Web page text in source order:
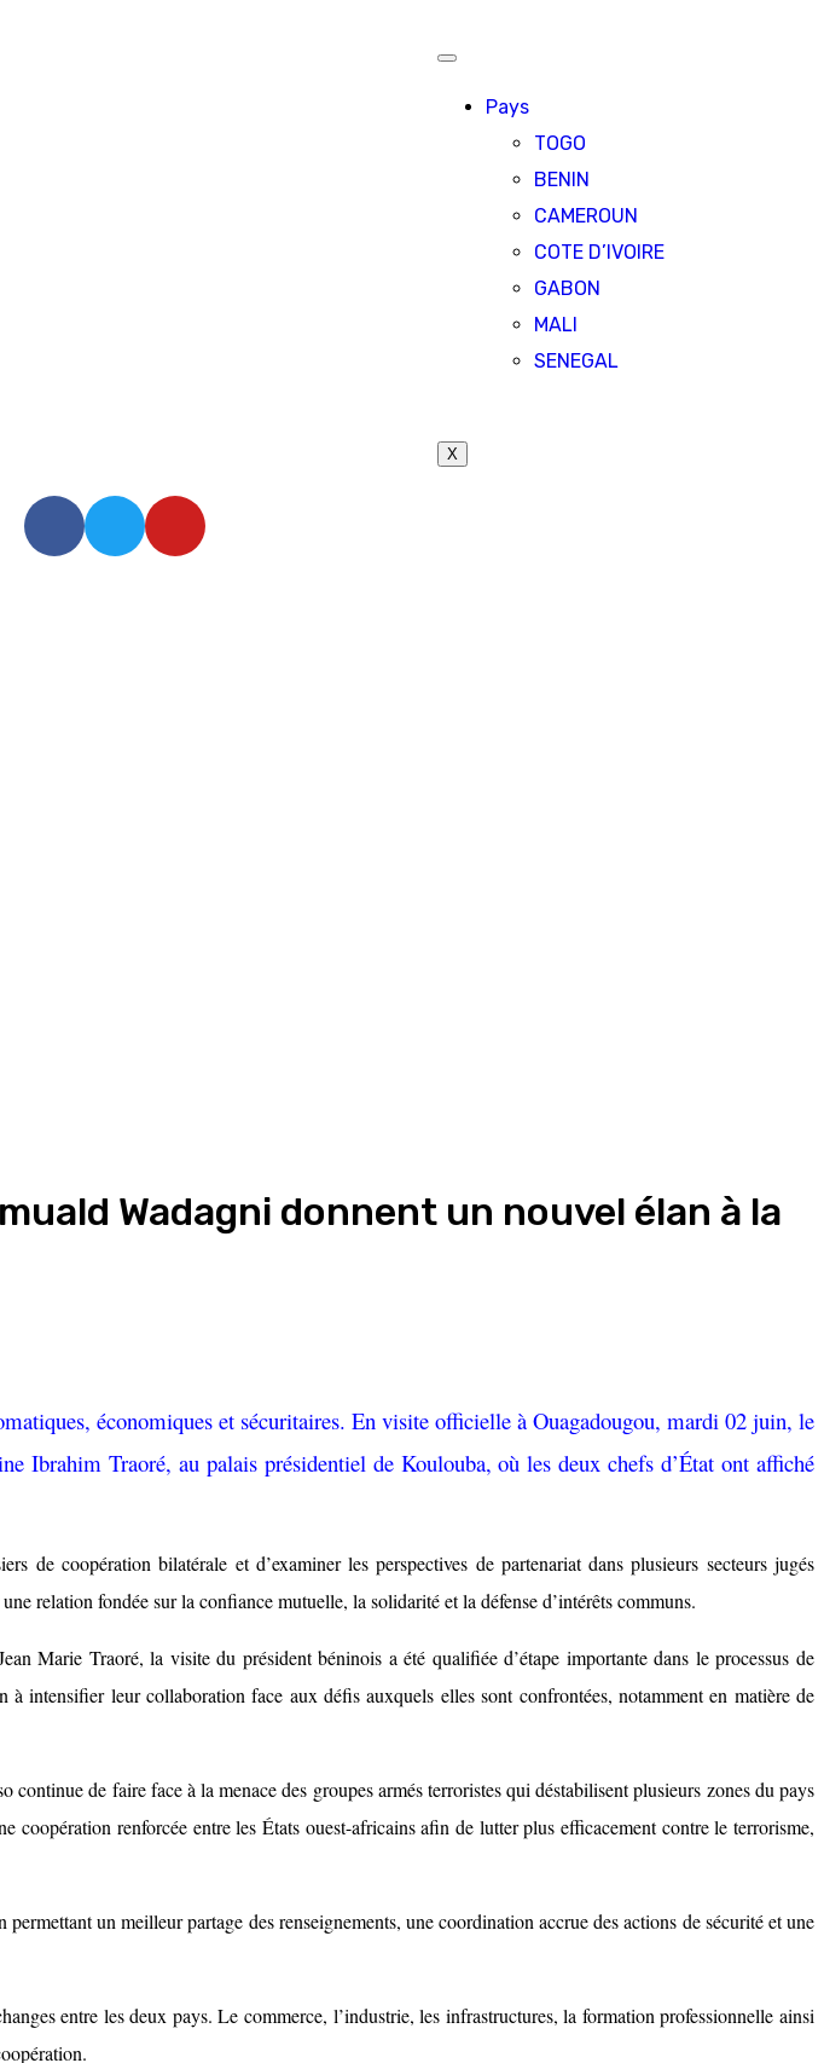
Pays
TOGO
BENIN
CAMEROUN
COTE D’IVOIRE
GABON
MALI
SENEGAL
X
Wadagni donnent un nouvel élan à la
économiques et sécuritaires. En visite officielle à Ouagadougou, mardi 02 juin, le
Ibrahim Traoré, au palais présidentiel de Koulouba, où les deux chefs d’État ont affiché
de coopération bilatérale et d’examiner les perspectives de partenariat dans plusieurs secteurs jugés
relation fondée sur la confiance mutuelle, la solidarité et la défense d’intérêts communs.
Marie Traoré, la visite du président béninois a été qualifiée d’étape importante dans le processus de
intensifier leur collaboration face aux défis auxquels elles sont confrontées, notamment en matière de
de faire face à la menace des groupes armés terroristes qui déstabilisent plusieurs zones du pays
renforcée entre les États ouest-africains afin de lutter plus efficacement contre le terrorisme,
un meilleur partage des renseignements, une coordination accrue des actions de sécurité et une
entre les deux pays. Le commerce, l’industrie, les infrastructures, la formation professionnelle ainsi